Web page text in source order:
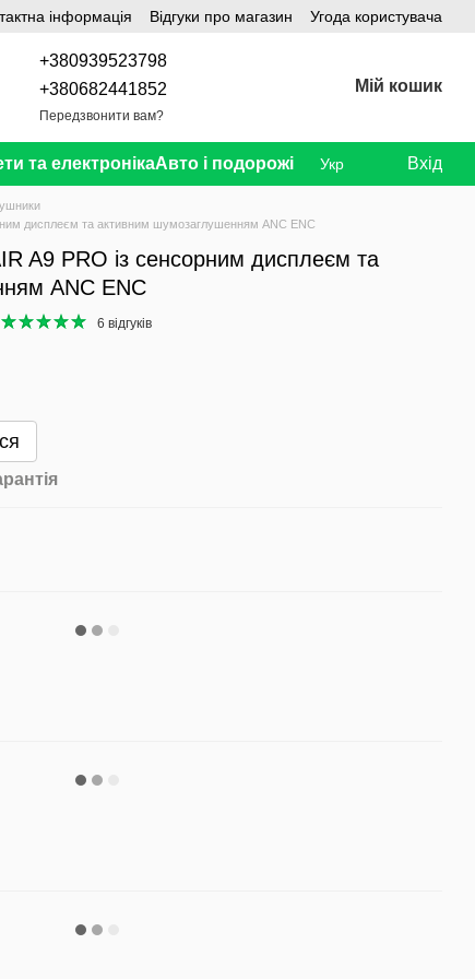
інформація Відгуки про магазин Угода користувача
+380939523798
+380682441852
Передзвонити вам?
Мій кошик
та електронікаАвто і подорожі Укр Вхід
дисплеєм та активним шумозаглушенням ANC ENC
A9 PRO із сенсорним дисплеєм та
ANC ENC
6 відгуків